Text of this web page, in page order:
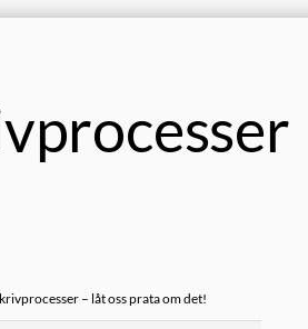
– låt oss prata om det!